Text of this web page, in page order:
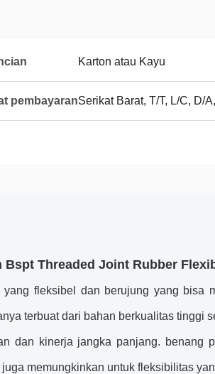
Karton atau Kayu
pembayaranSerikat Barat, T/T, L/C, D/
Bspt Threaded Joint Rubber
yang fleksibel dan berujung yang bisa
terbuat dari bahan berkualitas tinggi
dan kinerja jangka panjang. benang
memungkinkan untuk fleksibilitas